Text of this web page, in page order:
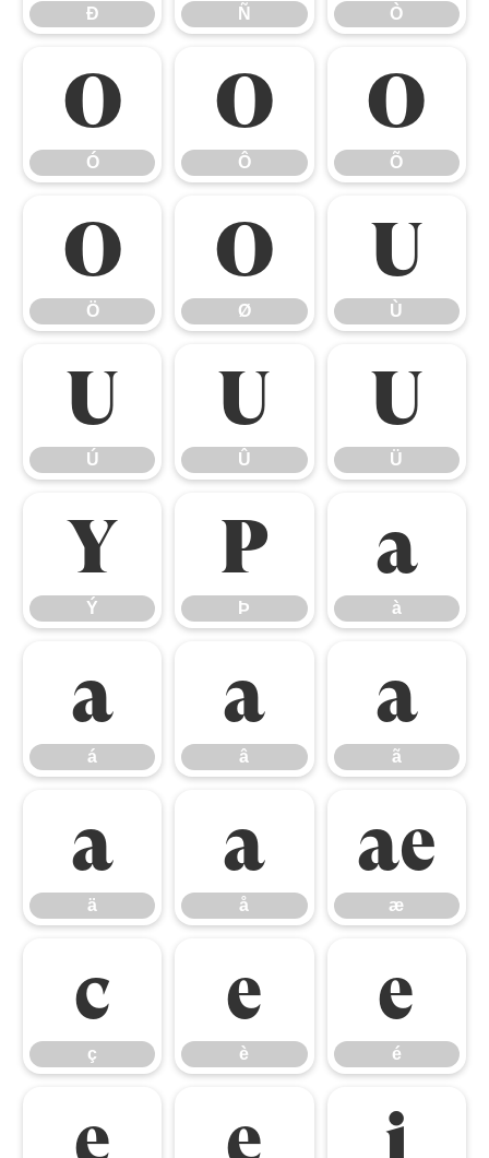
Ð Ñ Ò
Ó
Ó
Ô
Ô
Õ
Õ
Ö
Ö
Ø
Ø
Ù
Ù
Ú
Ú
Û
Û
Ü
Ü
Ý
Ý
Þ
Þ
à
à
á
á
â
â
ã
ã
ä
ä
å
å
æ
æ
ç
ç
è
è
é
é